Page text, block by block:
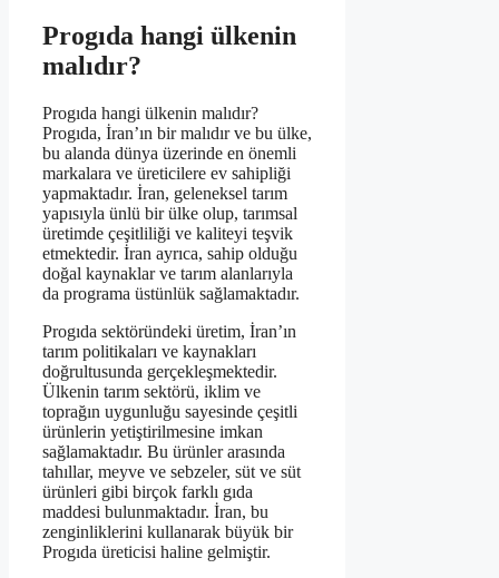
Progıda hangi ülkenin
malıdır?
Progıda hangi ülkenin malıdır?
Progıda, İran’ın bir malıdır ve bu ülke,
bu alanda dünya üzerinde en önemli
markalara ve üreticilere ev sahipliği
yapmaktadır. İran, geleneksel tarım
yapısıyla ünlü bir ülke olup, tarımsal
üretimde çeşitliliği ve kaliteyi teşvik
etmektedir. İran ayrıca, sahip olduğu
doğal kaynaklar ve tarım alanlarıyla
da programa üstünlük sağlamaktadır.
Progıda sektöründeki üretim, İran’ın
tarım politikaları ve kaynakları
doğrultusunda gerçekleşmektedir.
Ülkenin tarım sektörü, iklim ve
toprağın uygunluğu sayesinde çeşitli
ürünlerin yetiştirilmesine imkan
sağlamaktadır. Bu ürünler arasında
tahıllar, meyve ve sebzeler, süt ve süt
ürünleri gibi birçok farklı gıda
maddesi bulunmaktadır. İran, bu
zenginliklerini kullanarak büyük bir
Progıda üreticisi haline gelmiştir.